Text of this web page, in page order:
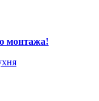
монтажа!